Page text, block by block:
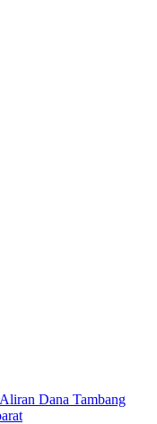
Dana Tambang